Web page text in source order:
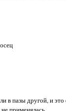
в пазы другой, и